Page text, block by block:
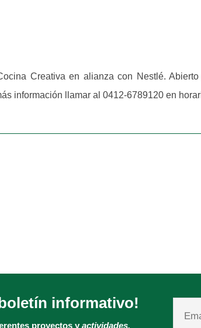
Creativa en alianza con Nestlé.
información llamar al 0412-6789120 en
informativo!
proyectos y actividades.